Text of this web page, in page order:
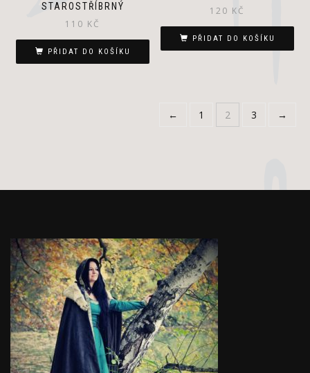
STAROSTŘÍBRNÝ
110 KČ
PŘIDAT DO KOŠÍKU
120 KČ
PŘIDAT DO KOŠÍKU
← 1 2 3 →